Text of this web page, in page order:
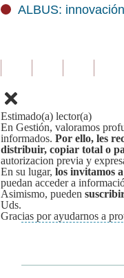
ALBUS:
Estimado(a) lector(a)
En Gestión, valoramos
informados. Por ello, les
distribuir, copiar total o
autorizacion previa y
En su lugar, los invitamos
puedan acceder a
Asimismo, pueden
Uds.
Gracias por ayudarnos a